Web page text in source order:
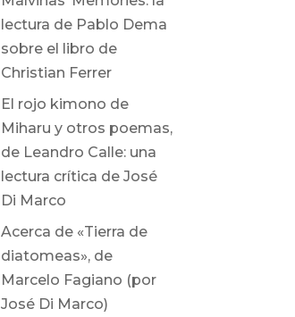
lectura de Pablo Dema
sobre el libro de
Christian Ferrer
El rojo kimono de
Miharu y otros poemas,
de Leandro Calle: una
lectura crítica de José
Di Marco
Acerca de «Tierra de
diatomeas», de
Marcelo Fagiano (por
José Di Marco)